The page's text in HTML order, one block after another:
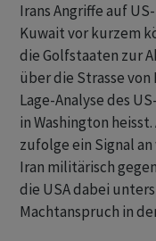
Irans Angriffe auf
Kuwait vor kurzem
die Golfstaaten zur
über die Strasse
Lage-Analyse des
in Washington
zufolge ein Signal
Iran militärisch
die USA dabei
Machtanspruch in